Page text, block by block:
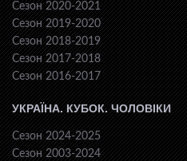
Сезон 2020-2021
Сезон 2019-2020
Сезон 2018-2019
Сезон 2017-2018
Сезон 2016-2017
УКРАЇНА. КУБОК. ЧОЛОВІКИ
Сезон 2024-2025
Сезон 2003-2024